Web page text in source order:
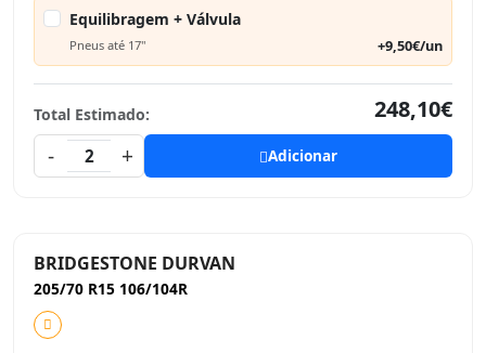
Equilibragem + Válvula
Pneus até 17" +9,50€/un
Total Estimado:
248,10€
-
2 + Adicionar
BRIDGESTONE DURVAN
205/70 R15 106/104R